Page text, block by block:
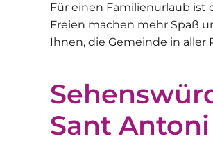
Für einen Familienurlaub ist
Freien machen mehr Spaß
Ihnen, die Gemeinde in aller
Sant Antoni